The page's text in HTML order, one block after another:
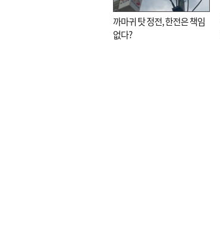
까마귀 탓 정전, 한전은 책임
없다?